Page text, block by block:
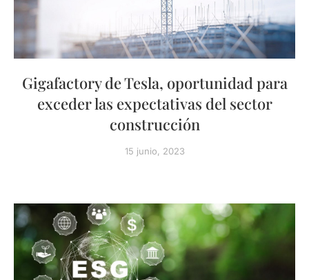
Gigafactory de Tesla, oportunidad para
exceder las expectativas del sector
construcción
15 junio, 2023